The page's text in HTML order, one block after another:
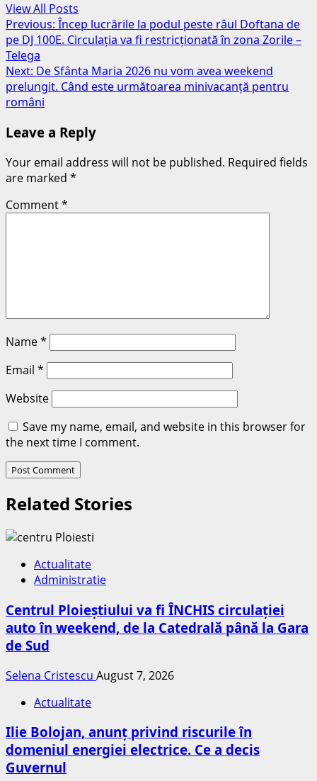
View All Posts
Post
navigation
Previous: Încep lucrările la podul peste râul Doftana de
pe DJ 100E. Circulația va fi restricționată în zona Zorile –
Telega
Next: De Sfânta Maria 2026 nu vom avea weekend
prelungit. Când este următoarea minivacanță pentru
români
Leave a Reply
Your email address will not be published. Required fields
are marked *
Comment*
Name*
Email *
Website
Save my name, email, and website in this browser for
the next time I comment.
Related Stories
Actualitate
Administratie
Centrul Ploieștiului va fi ÎNCHIS circulației
auto în weekend, de la Catedrală până la Gara
de Sud
Selena Cristescu August 7, 2026
Actualitate
Ilie Bolojan, anunț privind riscurile în
domeniul energiei electrice. Ce a decis
Guvernul